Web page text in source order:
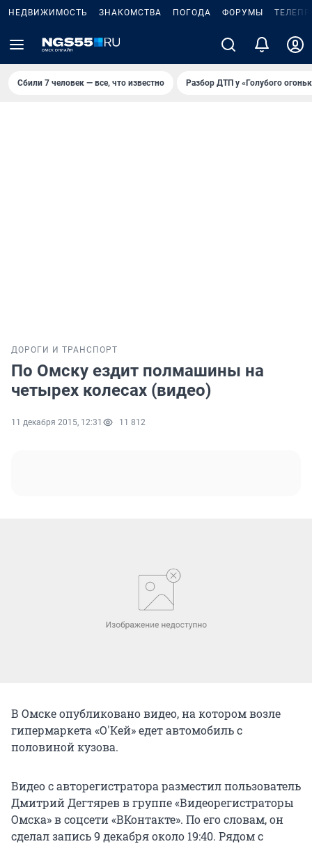
НЕДВИЖИМОСТЬ ЗНАКОМСТВА ПОГОДА ФОРУМЫ
Сбили 7 человек — все, что известно Разбор ДТП у «Голубого
ДОРОГИ И ТРАНСПОРТ
По Омску ездит полмашины на
четырех колесах (видео)
11 декабря 2015, 12:31 11 812
В Омске опубликовано видео, на котором возле
гипермаркета «О'Кей» едет автомобиль с
половиной кузова.
Видео с авторегистратора разместил пользователь
Дмитрий Дегтярев в группе «Видеорегистраторы
Омска» в соцсети «ВКонтакте». По его словам, он
сделал запись 9 декабря около 19:40. Рядом с